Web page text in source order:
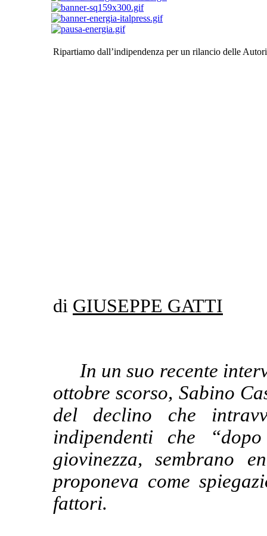
Ripartiamo dall’indipendenza per un rilancio delle
di GIUSEPPE GATTI
In un suo recente
ottobre scorso, Sabino
del declino che
indipendenti che
giovinezza, sembrano
proponeva come
fattori.